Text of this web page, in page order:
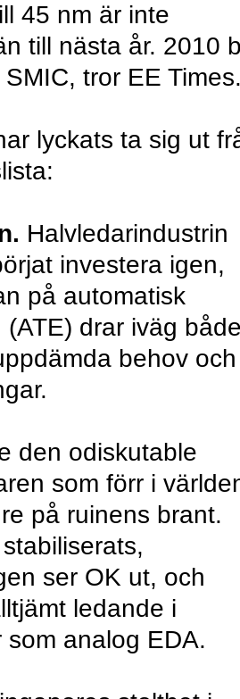
45 nm är inte
till nästa år. 2010
tror EE
lyckats ta sig ut
Halvledarindustrin
investera igen,
på automatisk
drar iväg
behov och
den odiskutable
som förr i
på ruinens brant.
ser OK ut, och
ledande i
som analog EDA.